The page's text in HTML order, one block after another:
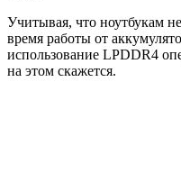
Учитывая, что ноутбукам
время работы от
использование LPDDR4
на этом скажется.